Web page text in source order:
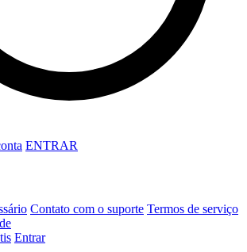
ENTRAR
Contato com o suporte Termos de serviço
Entrar